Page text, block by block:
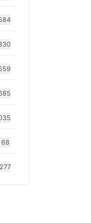
68
277